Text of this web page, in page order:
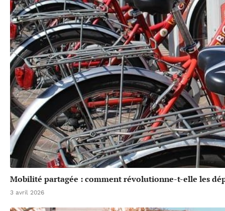
Mobilité partagée : comment révolutionne-t-elle les
3 avril 2026